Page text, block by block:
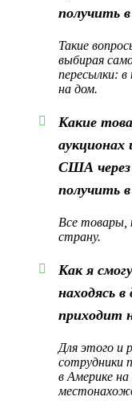
получить
Такие
выбирая
пересылки:
на дом.
Какие
аукционах
США через
получить
Все товары,
страну.
Как я
находясь в
приходит
Для этого и
сотрудники
в Америке на